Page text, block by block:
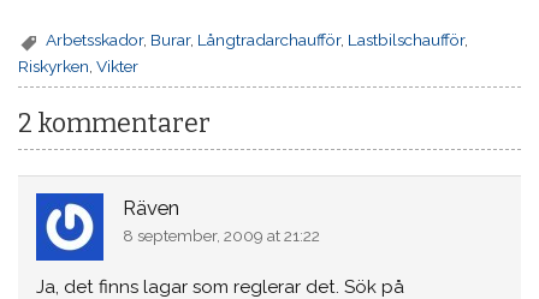
Arbetsskador, Burar, Långtradarchaufför, Lastbilschaufför,
Riskyrken ,Vikter
2 kommentarer
Räven
8 september, 2009 at 21:22
Ja, det finns lagar som reglerar det. Sök på